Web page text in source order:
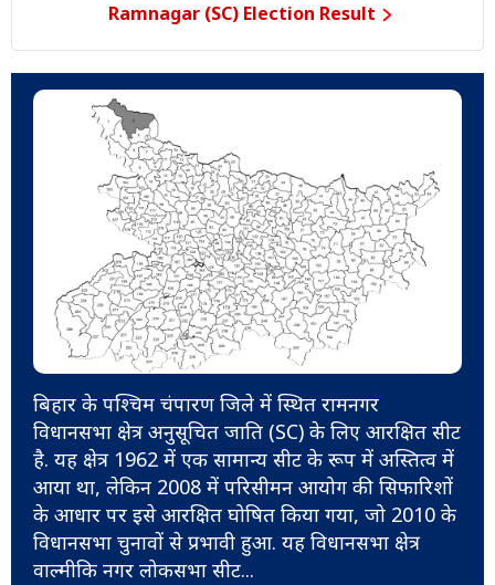
Ramnagar (SC) Election Result
बिहार के पश्चिम चंपारण जिले में स्थित रामनगर
विधानसभा क्षेत्र अनुसूचित जाति (SC) के लिए आरक्षित सीट
है. यह क्षेत्र 1962 में एक सामान्य सीट के रूप में अस्तित्व में
आया था, लेकिन 2008 में परिसीमन आयोग की सिफारिशों
के आधार पर इसे आरक्षित घोषित किया गया, जो 2010 के
विधानसभा चुनावों से प्रभावी हुआ. यह विधानसभा क्षेत्र
वाल्मीकि नगर लोकसभा सीट...